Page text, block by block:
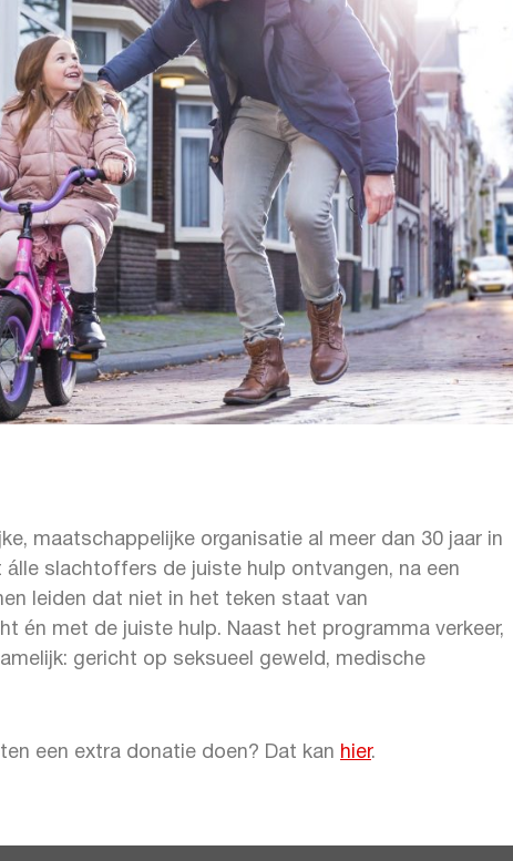
maatschappelijke organisatie al meer dan 30 jaar in
slachtoffers de juiste hulp ontvangen, na een
leiden dat niet in het teken staat van
én met de juiste hulp. Naast het programma verkeer,
gericht op seksueel geweld, medische
een extra donatie doen? Dat kan hier.